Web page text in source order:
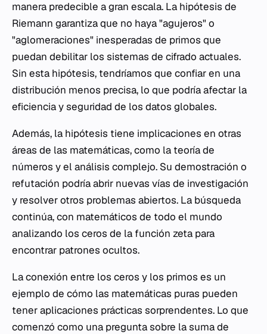
manera predecible a gran escala. La hipótesis de
Riemann garantiza que no haya "agujeros" o
"aglomeraciones" inesperadas de primos que
puedan debilitar los sistemas de cifrado actuales.
Sin esta hipótesis, tendríamos que confiar en una
distribución menos precisa, lo que podría afectar la
eficiencia y seguridad de los datos globales.
Además, la hipótesis tiene implicaciones en otras
áreas de las matemáticas, como la teoría de
números y el análisis complejo. Su demostración o
refutación podría abrir nuevas vías de investigación
y resolver otros problemas abiertos. La búsqueda
continúa, con matemáticos de todo el mundo
analizando los ceros de la función zeta para
encontrar patrones ocultos.
La conexión entre los ceros y los primos es un
ejemplo de cómo las matemáticas puras pueden
tener aplicaciones prácticas sorprendentes. Lo que
comenzó como una pregunta sobre la suma de